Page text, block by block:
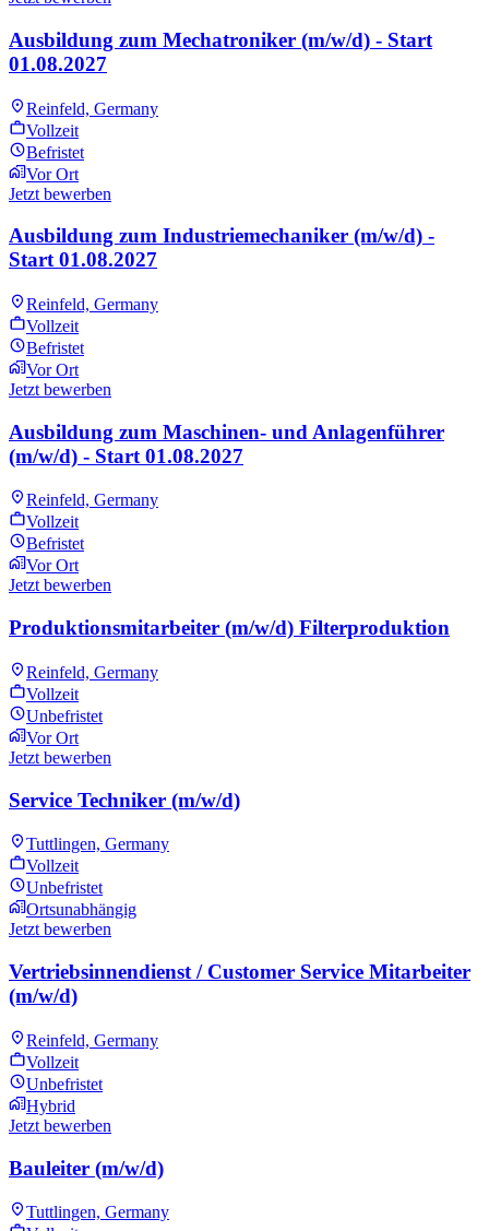
Ausbildung zum Mechatroniker (m/w/d) - Start
01.08.2027
Reinfeld, Germany
Vollzeit
Befristet
Vor Ort
Jetzt bewerben
Ausbildung zum Industriemechaniker (m/w/d) -
Start 01.08.2027
Reinfeld, Germany
Vollzeit
Befristet
Vor Ort
Jetzt bewerben
Ausbildung zum Maschinen- und Anlagenführer
(m/w/d) - Start 01.08.2027
Reinfeld, Germany
Vollzeit
Befristet
Vor Ort
Jetzt bewerben
Produktionsmitarbeiter (m/w/d) Filterproduktion
Reinfeld, Germany
Vollzeit
Unbefristet
Vor Ort
Jetzt bewerben
Service Techniker (m/w/d)
Tuttlingen, Germany
Vollzeit
Unbefristet
Ortsunabhängig
Jetzt bewerben
Vertriebsinnendienst / Customer Service Mitarbeiter
(m/w/d)
Reinfeld, Germany
Vollzeit
Unbefristet
Hybrid
Jetzt bewerben
Bauleiter (m/w/d)
Tuttlingen, Germany